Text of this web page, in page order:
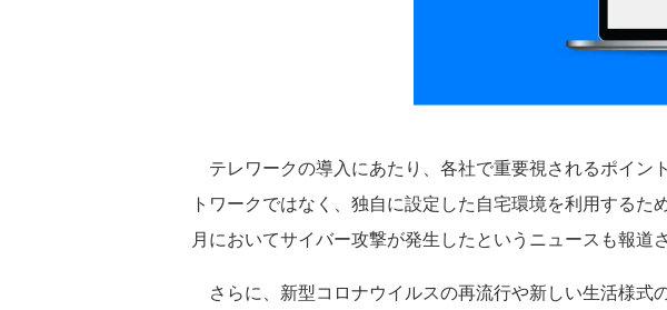
テレワークの導入にあたり、各社で重要視されるポイン
トワークではなく、独自に設定した自宅環境を利用する
月においてサイバー攻撃が発生したというニュースも報道
さらに、新型コロナウイルスの再流行や新しい生活様式